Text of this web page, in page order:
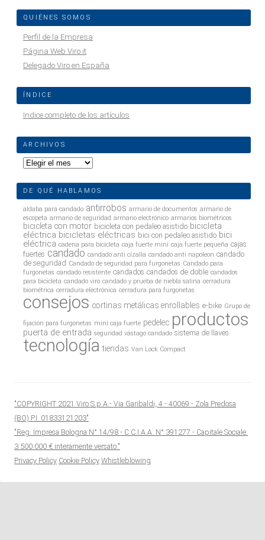
QUIÉNES SOMOS
Perfil de la Empresa
Página Web Viro.it
Delegado Viro en España
ÍNDICE
Indice completo de los artículos
ARCHIVOS
Archivos
DE QUÉ HABLAMOS
aldaba para candado antirrobos armario de documentos armario de
escopeta armario de seguridad armario electrónico armarios biométricos
bicicleta con motor bicicleta con pedaleo asistido bicicleta
eléctrica bicicletas eléctricas bici con pedaleo asistido bici
eléctrica cadena para bicicleta caja fuerte mini caja fuerte pequeña cajas
fuertes candado candado anti cizalla candado anti napoleon candado
de seguridad Candado de seguridad para furgonetas Candado para
furgonetas candado resistente candados candados de doble candados
para bicicleta candado viro candado y prueba de niebla salina cerradura
biométrica cerradura electrónica cerradura para furgonetas
consejos cortinas metálicas enrollables e-bike Grupo de
fijación para furgonetas mini caja fuerte pedelec productos
puerta de entrada seguridad vástago candado sistema de llaves
tecnología tiendas Van Lock Compact
"COPYRIGHT 2021 Viro S.p.A.- Via Garibaldi, 4 - 40069 - Zola Predosa
(BO) P.I. 01833121203"
"Reg. Impresa Bologna N° 14/98 - C.C.I.A.A. N° 391277 - Capitale Sociale:
3.500.000 € interamente versato."
Privacy Policy Cookie Policy Whistleblowing